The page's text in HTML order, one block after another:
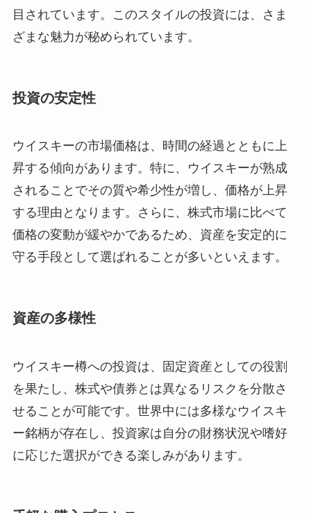
目されています。このスタイルの投資には、さま
ざまな魅力が秘められています。
投資の安定性
ウイスキーの市場価格は、時間の経過とともに上
昇する傾向があります。特に、ウイスキーが熟成
されることでその質や希少性が増し、価格が上昇
する理由となります。さらに、株式市場に比べて
価格の変動が緩やかであるため、資産を安定的に
守る手段として選ばれることが多いといえます。
資産の多様性
ウイスキー樽への投資は、固定資産としての役割
を果たし、株式や債券とは異なるリスクを分散さ
せることが可能です。世界中には多様なウイスキ
ー銘柄が存在し、投資家は自分の財務状況や嗜好
に応じた選択ができる楽しみがあります。